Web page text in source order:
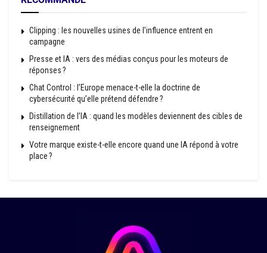
Clipping : les nouvelles usines de l’influence entrent en
campagne
Presse et IA : vers des médias conçus pour les moteurs de
réponses ?
Chat Control : l’Europe menace-t-elle la doctrine de
cybersécurité qu’elle prétend défendre ?
Distillation de l’IA : quand les modèles deviennent des cibles de
renseignement
Votre marque existe-t-elle encore quand une IA répond à votre
place ?